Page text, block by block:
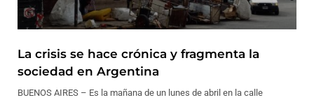
La crisis se hace crónica y fragmenta la
sociedad en Argentina
BUENOS AIRES – Es la mañana de un lunes de abril en la calle